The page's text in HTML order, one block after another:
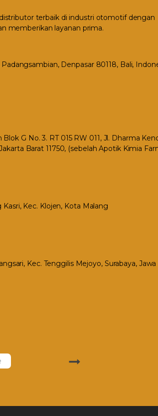
terbaik di industri otomotif dengan
memberikan layanan prima.
Denpasar 80118, Bali,
G No. 3. RT 015 RW 011, Jl. Dharma
Barat 11750, (sebelah Apotik Kimia
Kec. Klojen, Kota Malang
Kec. Tenggilis Mejoyo, Surabaya,